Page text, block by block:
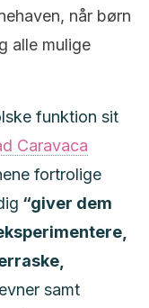
når børn
alle mulige
funktion sit
Caravaca
fortrolige
“giver dem
samt